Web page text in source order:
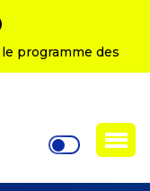
programme des